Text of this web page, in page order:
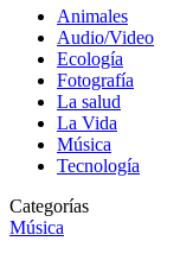
Animales
Audio/Video
Ecología
Fotografía
La salud
La Vida
Música
Tecnología
Categorías
Música